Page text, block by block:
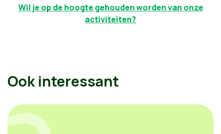
Wil je op de hoogte gehouden worden van onze
activiteiten?
Ook interessant